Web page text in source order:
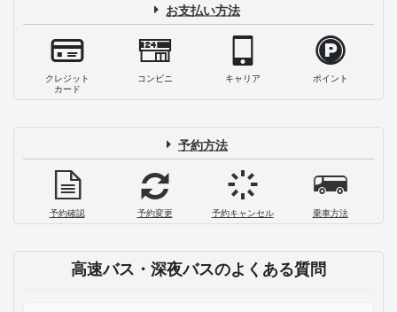
お支払い方法
クレジット
カード
コンビニ キャリア ポイント
予約方法
予約確認 予約変更 予約キャンセル 乗車方法
高速バス・深夜バスのよくある質問